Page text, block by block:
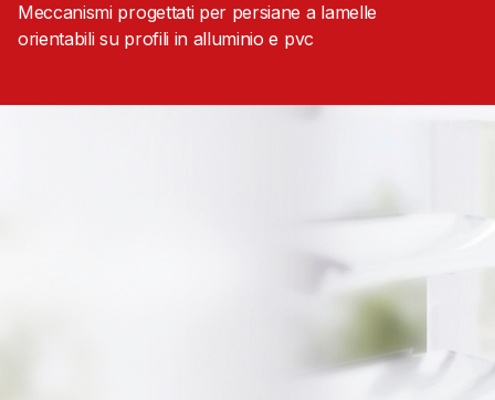
Homepage
Azienda
Meccanismi progettati per persiane a lamelle
orientabili su profili in alluminio e pvc